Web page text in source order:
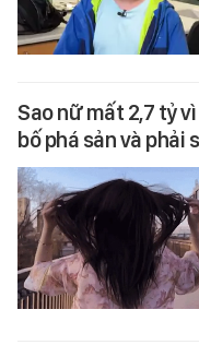
Sao nữ mất 2,7 tỷ
bố phá sản và phải